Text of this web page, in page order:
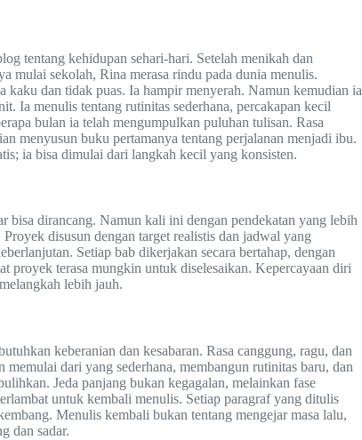
tentang kehidupan sehari-hari. Setelah menikah dan
mulai sekolah, Rina merasa rindu pada dunia menulis.
kaku dan tidak puas. Ia hampir menyerah. Namun kemudian ia
Ia menulis tentang rutinitas sederhana, percakapan kecil
bulan ia telah mengumpulkan puluhan tulisan. Rasa
menyusun buku pertamanya tentang perjalanan menjadi ibu.
ia bisa dimulai dari langkah kecil yang konsisten.
bisa dirancang. Namun kali ini dengan pendekatan yang lebih
disusun dengan target realistis dan jadwal yang
Setiap bab dikerjakan secara bertahap, dengan
proyek terasa mungkin untuk diselesaikan. Kepercayaan diri
lebih jauh.
keberanian dan kesabaran. Rasa canggung, ragu, dan
dari yang sederhana, membangun rutinitas baru, dan
Jeda panjang bukan kegagalan, melainkan fase
untuk kembali menulis. Setiap paragraf yang ditulis
Menulis kembali bukan tentang mengejar masa lalu,
dan sadar.